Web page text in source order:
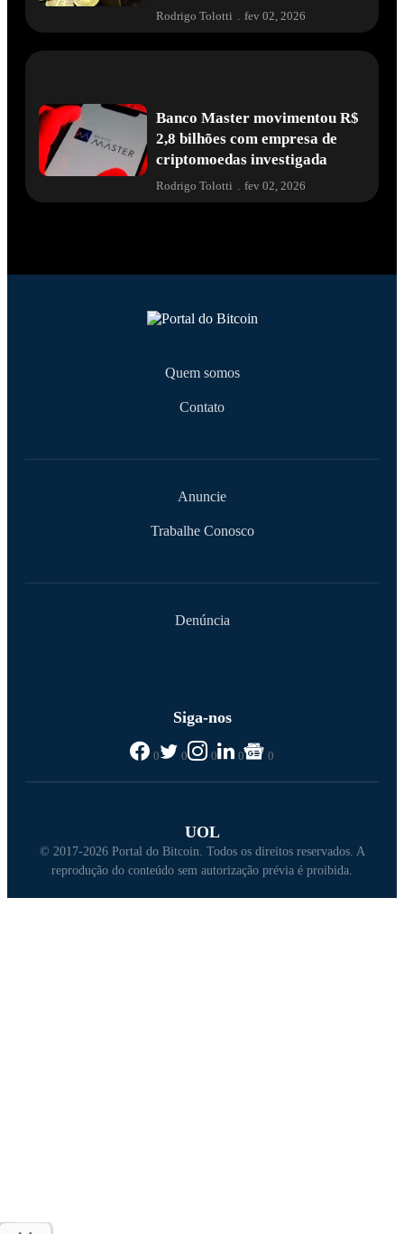
Rodrigo Tolotti . fev 02, 2026
Banco Master movimentou R$
2,8 bilhões com empresa de
criptomoedas investigada
Rodrigo Tolotti fev 02, 2026
Quem somos
Contato
Anuncie
Trabalhe Conosco
Denúncia
Siga-nos
0 0 0 0 0
UOL
© 2017-2026 Portal do Bitcoin. Todos os direitos reservados. A
reprodução do conteúdo sem autorização prévia é proibida.